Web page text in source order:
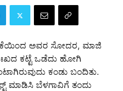
ಅವರ ಸೋದರ, ಮಾಜಿ
ಕಟ್ಟೆ ಒಡೆದು ಹೋಗಿ
ಕಂಡು ಬಂದಿತು.
ಮಾಡಿಸಿ ಬೆಳಗಾವಿಗೆ ತಂದು